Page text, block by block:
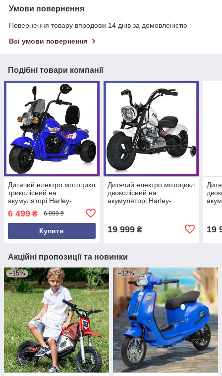
Умови повернення
Повернення товару впродовж 14 днів за домовленістю
Всі умови повернення
Подібні товари компанії
Дитячий електро мотоцикл
триколісний на
акумуляторі Harley-
Davidson M 5739 для дітей
3-8 років Синій
6 499 ₴ 6 999 ₴
Купити
Дитячий електро мотоцикл
двоколісний на
акумуляторі Harley-
19 999₴ 19
Акційні пропозиції та новинки
–15% –12%